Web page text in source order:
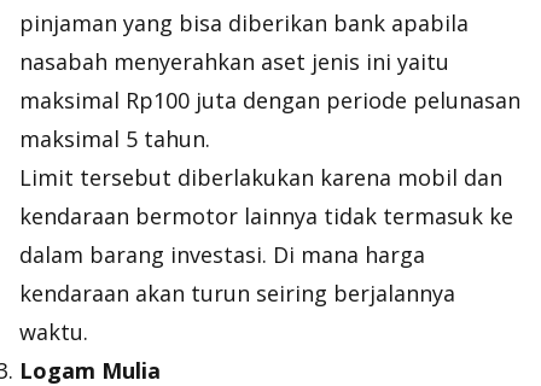
pinjaman yang bisa diberikan bank apabila
nasabah menyerahkan aset jenis ini yaitu
maksimal Rp100 juta dengan periode pelunasan
maksimal 5 tahun.
Limit tersebut diberlakukan karena mobil dan
kendaraan bermotor lainnya tidak termasuk ke
dalam barang investasi. Di mana harga
kendaraan akan turun seiring berjalannya
waktu.
Logam Mulia